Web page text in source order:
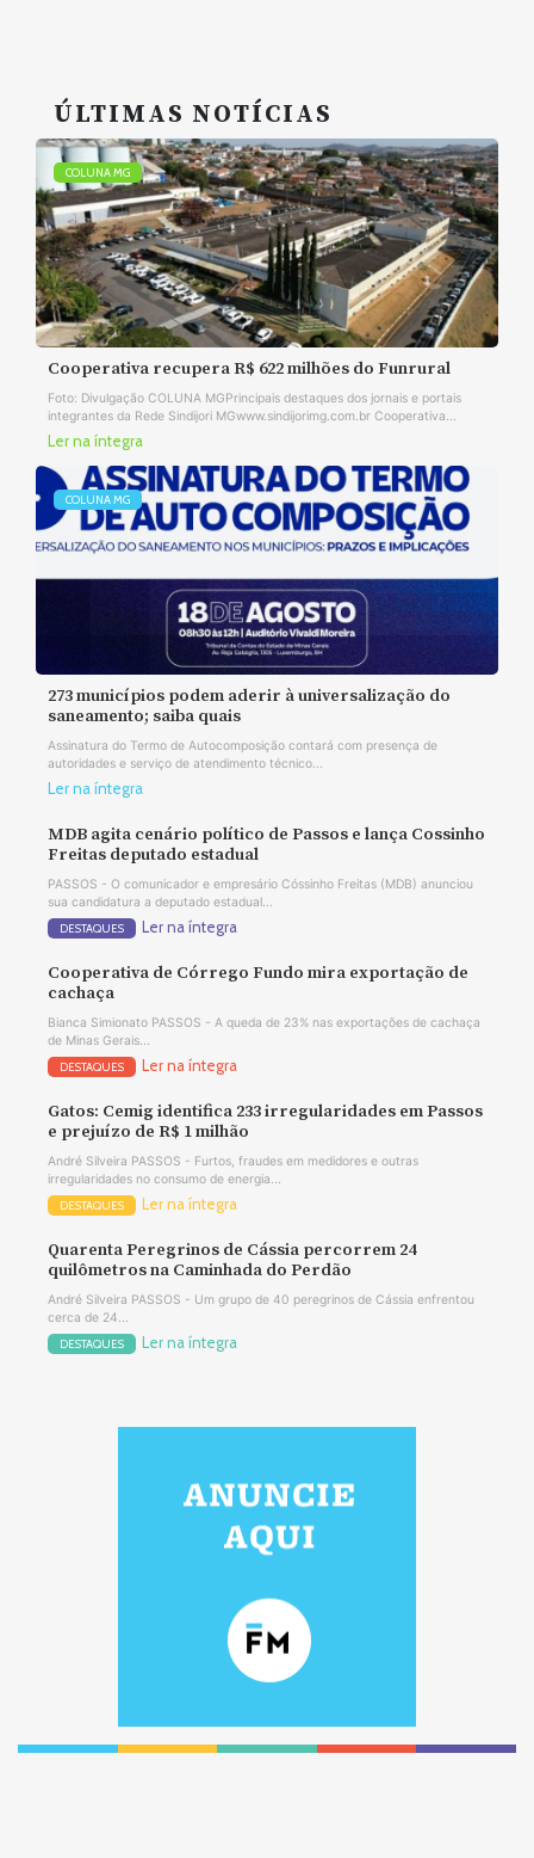
ÚLTIMAS NOTÍCIAS
COLUNA MG
Cooperativa recupera R$ 622 milhões do Funrural
Foto: Divulgação COLUNA MGPrincipais destaques dos jornais e portais
integrantes da Rede Sindijori MGwww.sindijorimg.com.br Cooperativa...
Ler na íntegra
COLUNA MG
273 municípios podem aderir à universalização do
saneamento; saiba quais
Assinatura do Termo de Autocomposição contará com presença de
autoridades e serviço de atendimento técnico...
Ler na íntegra
MDB agita cenário político de Passos e lança Cossinho
Freitas deputado estadual
PASSOS - O comunicador e empresário Cóssinho Freitas (MDB) anunciou
sua candidatura a deputado estadual...
DESTAQUES Ler na íntegra
Cooperativa de Córrego Fundo mira exportação de
cachaça
Bianca Simionato PASSOS - A queda de 23% nas exportações de cachaça
de Minas Gerais...
DESTAQUES Ler na íntegra
Gatos: Cemig identifica 233 irregularidades em Passos
e prejuízo de R$ 1 milhão
André Silveira PASSOS - Furtos, fraudes em medidores e outras
irregularidades no consumo de energia...
DESTAQUES Ler na íntegra
Quarenta Peregrinos de Cássia percorrem 24
quilômetros na Caminhada do Perdão
André Silveira PASSOS - Um grupo de 40 peregrinos de Cássia enfrentou
cerca de 24...
DESTAQUES Ler na íntegra